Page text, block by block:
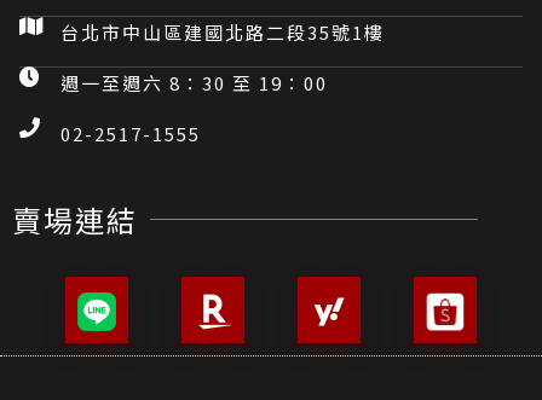
台北市中山區建國北路二段35號1樓
週一至週六 8：30 至 19：00
02-2517-1555
賣場連結